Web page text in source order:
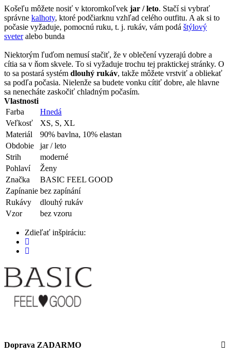
Košeľu môžete nosiť v ktoromkoľvek jar / leto. Stačí si vybrať
správne kalhoty, ktoré podčiarknu vzhľad celého outfitu. A ak si to
počasie vyžaduje, pomocnú ruku, t. j. rukáv, vám podá štýlový
sveteralebo bunda
Niektorým ľuďom nemusí stačiť, že v oblečení vyzerajú dobre a
cítia sa v ňom skvele. To si vyžaduje trochu tej praktickej stránky. O
to sa postará systém dlouhý rukáv, takže môžete vrstviť a obliekať
sa podľa počasia. Nielenže sa budete vonku cítiť dobre, ale hlavne
sa nenecháte zaskočiť chladným počasím.
Vlastnosti
Farba
Hnedá
Veľkosť
XS, S, XL
Materiál
90% bavlna, 10% elastan
Obdobie
jar / leto
Strih
moderné
Pohlaví
Ženy
Značka
BASIC FEEL GOOD
Zapínanie bez zapínání
Rukávy
dlouhý rukáv
Vzor
bez vzoru
Zdieľať inšpiráciu:
Doprava ZADARMO